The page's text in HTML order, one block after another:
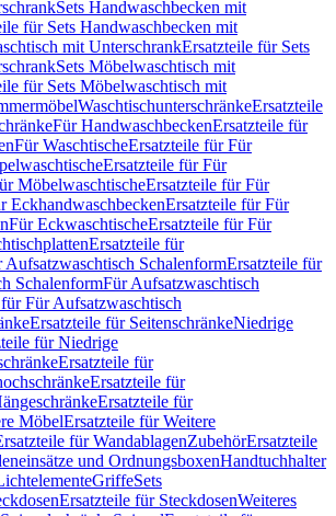
Sets Handwaschbecken mit
für Sets Handwaschbecken mit
mit UnterschrankErsatzteile für Sets
Sets Möbelwaschtisch mit
für Sets Möbelwaschtisch mit
WaschtischunterschränkeErsatzteile
Für HandwaschbeckenErsatzteile für
Für WaschtischeErsatzteile für Für
Ersatzteile für Für
MöbelwaschtischeErsatzteile für Für
EckhandwaschbeckenErsatzteile für Für
Für EckwaschtischeErsatzteile für Für
Ersatzteile für
Aufsatzwaschtisch SchalenformErsatzteile für
SchalenformFür Aufsatzwaschtisch
Für Aufsatzwaschtisch
Ersatzteile für SeitenschränkeNiedrige
für Niedrige
Ersatzteile für
Ersatzteile für
Ersatzteile für
MöbelErsatzteile für Weitere
für WandablagenZubehörErsatzteile
und OrdnungsboxenHandtuchhalter
GriffeSets
Ersatzteile für SteckdosenWeiteres